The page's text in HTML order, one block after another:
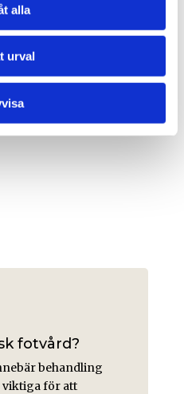
alla
urval
fotvård?
behandling
viktiga för att